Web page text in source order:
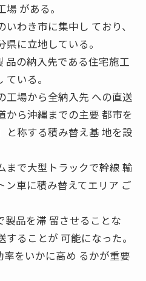
がある。
わき市に集中し ており、
に立地している。
品の納入先である住宅施工
いる。
工場から全納入先 への直送
から沖縄までの主要 都市を
と称する積み替え基 地を設
まで大型トラックで幹線 輸
ン車に積み替えてエリア ご
製品を滞 留させることな
ることが 可能になった。
をいかに高め るかが重要